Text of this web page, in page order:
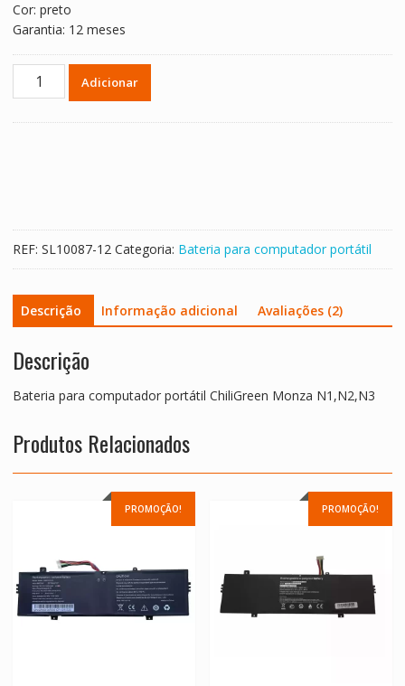
Cor: preto
Garantia: 12 meses
Quantidade
N1,N2,N3
Adicionar
REF: SL10087-12 Categoria: Bateria para computador portátil
Descrição Informação adicional Avaliações (2)
Descrição
Bateria para computador portátil ChiliGreen Monza N1,N2,N3
Produtos Relacionados
PROMOÇÃO! PROMOÇÃO!